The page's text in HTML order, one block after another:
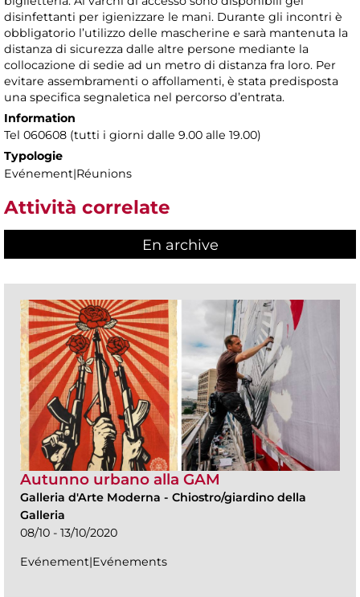
disinfettanti per igienizzare le mani. Durante gli incontri è
obbligatorio l’utilizzo delle mascherine e sarà mantenuta la
distanza di sicurezza dalle altre persone mediante la
collocazione di sedie ad un metro di distanza fra loro. Per
evitare assembramenti o affollamenti, è stata predisposta
una specifica segnaletica nel percorso d’entrata.
Information
Tel 060608 (tutti i giorni dalle 9.00 alle 19.00)
Typologie
Evénement|Réunions
Attività correlate
En archive
Autunno urbano alla GAM
Galleria d'Arte Moderna - Chiostro/giardino della
Galleria
08/10 - 13/10/2020
Evénement|Evénements